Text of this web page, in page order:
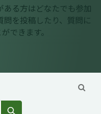
る方はどなたでも参加
を投稿したり、質問に
できます。